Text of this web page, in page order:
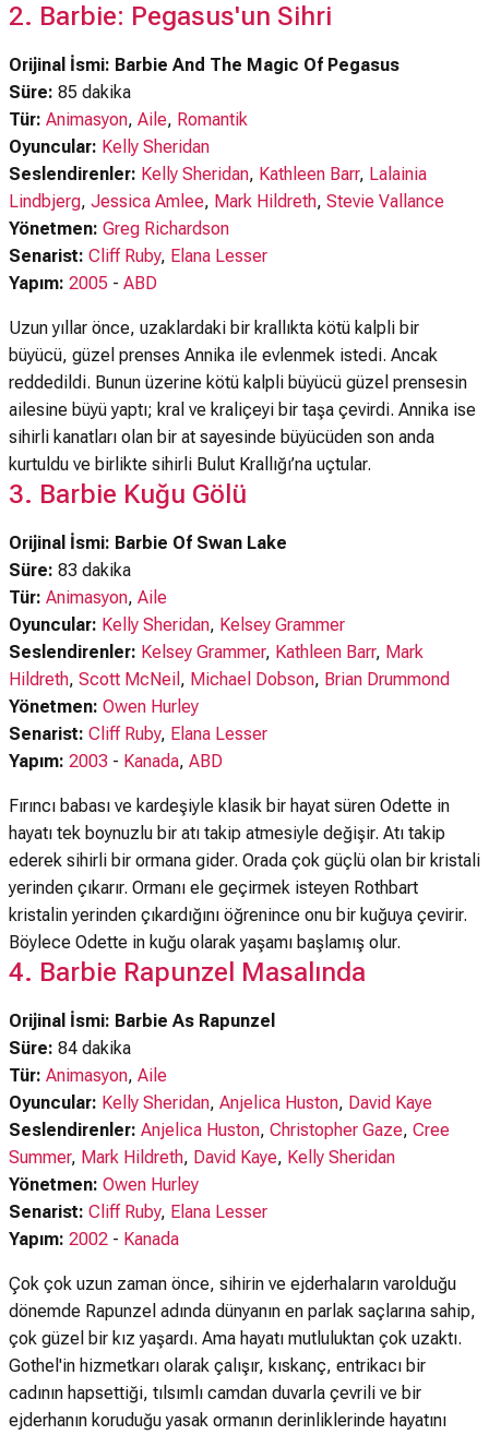
2. Barbie: Pegasus'un Sihri
Orijinal İsmi: Barbie And The Magic Of Pegasus
Süre: 85 dakika
Tür: Animasyon, Aile, Romantik
Oyuncular: Kelly Sheridan
Seslendirenler: Kelly Sheridan, Kathleen Barr, Lalainia
Lindbjerg, Jessica Amlee, Mark Hildreth, Stevie Vallance
Yönetmen: Greg Richardson
Senarist: Cliff Ruby, Elana Lesser
Yapım: 2005 - ABD
Uzun yıllar önce, uzaklardaki bir krallıkta kötü kalpli bir
büyücü, güzel prenses Annika ile evlenmek istedi. Ancak
reddedildi. Bunun üzerine kötü kalpli büyücü güzel prensesin
ailesine büyü yaptı; kral ve kraliçeyi bir taşa çevirdi. Annika ise
sihirli kanatları olan bir at sayesinde büyücüden son anda
kurtuldu ve birlikte sihirli Bulut Krallığı’na uçtular.
3. Barbie Kuğu Gölü
Orijinal İsmi: Barbie Of Swan Lake
Süre: 83 dakika
Tür: Animasyon, Aile
Oyuncular: Kelly Sheridan, Kelsey Grammer
Seslendirenler: Kelsey Grammer, Kathleen Barr, Mark
Hildreth, Scott McNeil , Michael Dobson, Brian Drummond
Yönetmen: Owen Hurley
Senarist: Cliff Ruby, Elana Lesser
Yapım: 2003 - Kanada, ABD
Fırıncı babası ve kardeşiyle klasik bir hayat süren Odette in
hayatı tek boynuzlu bir atı takip atmesiyle değişir. Atı takip
ederek sihirli bir ormana gider. Orada çok güçlü olan bir kristali
yerinden çıkarır. Ormanı ele geçirmek isteyen Rothbart
kristalin yerinden çıkardığını öğrenince onu bir kuğuya çevirir.
Böylece Odette in kuğu olarak yaşamı başlamış olur.
4. Barbie Rapunzel Masalında
Orijinal İsmi: Barbie As Rapunzel
Süre: 84 dakika
Tür: Animasyon, Aile
Oyuncular: Kelly Sheridan, Anjelica Huston, David Kaye
Seslendirenler: Anjelica Huston, Christopher Gaze, Cree
Summer, Mark Hildreth, David Kaye, Kelly Sheridan
Yönetmen: Owen Hurley
Senarist: Cliff Ruby, Elana Lesser
Yapım: 2002 - Kanada
Çok çok uzun zaman önce, sihirin ve ejderhaların varolduğu
dönemde Rapunzel adında dünyanın en parlak saçlarına sahip,
çok güzel bir kız yaşardı. Ama hayatı mutluluktan çok uzaktı.
Gothel'in hizmetkarı olarak çalışır, kıskanç, entrikacı bir
cadının hapsettiği, tılsımlı camdan duvarla çevrili ve bir
ejderhanın koruduğu yasak ormanın derinliklerinde hayatını